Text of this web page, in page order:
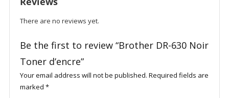
There are no reviews yet.
Be the first to review “Brother DR-630 Noir
Toner d’encre”
Your email address will not be published. Required fields are
marked *